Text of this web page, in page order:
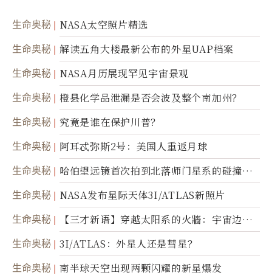
生命奥秘 NASA太空照片精选
生命奥秘 解读五角大楼最新公布的外星UAP档案
生命奥秘 NASA月历展现罕见宇宙景观
生命奥秘 橙县化学品泄漏是否会波及整个南加州？
生命奥秘 究竟是谁在保护川普？
生命奥秘 阿耳忒弥斯2号：美国人重返月球
生命奥秘
哈伯望远镜首次拍到北落师门星系的碰撞与
爆炸
生命奥秘 NASA发布星际天体3I/ATLAS新照片
生命奥秘
【三才新语】穿越太阳系的火牆：宇宙边界
新启示
生命奥秘 3I/ATLAS：外星人还是彗星？
生命奥秘 南半球天空出现两颗闪耀的新星爆发